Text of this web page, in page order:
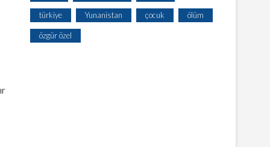
türkiye Yunanistan çocuk ölüm
özgür özel